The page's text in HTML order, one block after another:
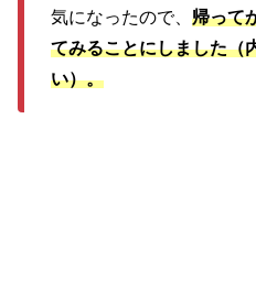
気になったので、 帰って
てみることにしました（
い）。